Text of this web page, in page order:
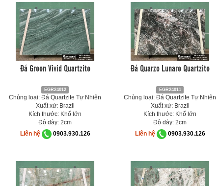
Đá Green Vivid Quartzite
EGR24012
Chủng loại: Đá Quartzite Tự Nhiên
Xuất xứ: Brazil
Kích thước: Khổ lớn
Độ dày: 2cm
Liên hệ
0903.930.126
Đá Quarzo Lunare Quartzite
EGR24011
Chủng loại: Đá Quartzite Tự Nhiên
Xuất xứ: Brazil
Kích thước: Khổ lớn
Độ dày: 2cm
Liên hệ
0903.930.126